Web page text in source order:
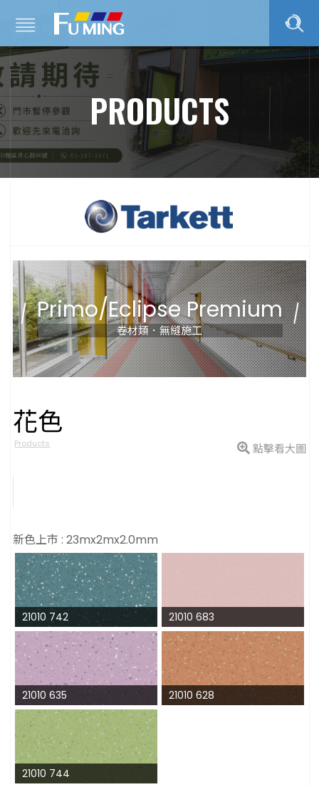
PRODUCTS
Primo/Eclipse Premium
卷材類．無縫施工
花色
Products 點擊看大圖
新色上市 : 23mx2mx2.0mm
21010 742 21010 683
21010 635 21010 628
21010 744